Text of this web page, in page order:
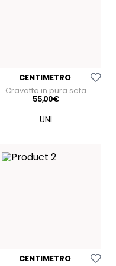
CENTIMETRO Aggiungi Alla Lista
Cravatta in pura seta
55,00€
CENTIMETRO Aggiungi Alla Lista